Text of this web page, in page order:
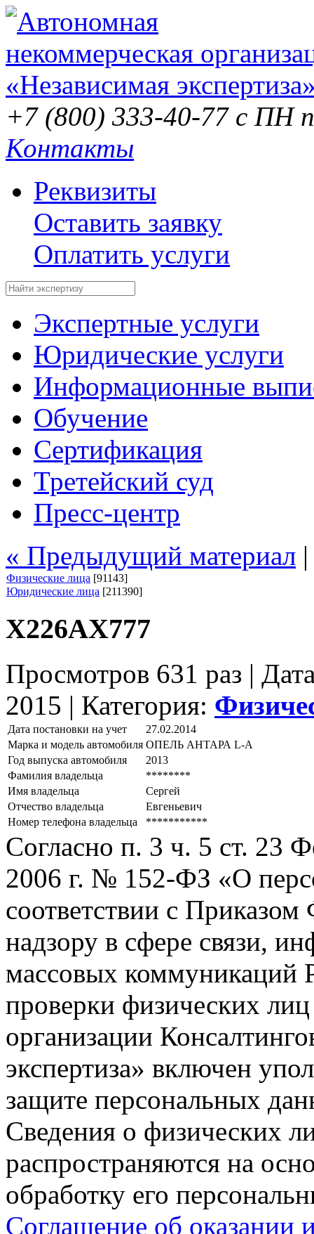
+7 (800) 333-40-77 с ПН
Контакты
Реквизиты
Оставить заявку
Оплатить услуги
Экспертные услуги
Юридические услуги
Информационные
Обучение
Сертификация
Третейский суд
Пресс-центр
« Предыдущий материал
Физические лица [91143]
Юридические лица [211390]
Х226АХ777
Просмотров 631 раз |
2015 | Категория:
Дата постановки на учет
27.02.2014
Марка и модель автомобиля ОПЕЛЬ АНТАРА L-А
Год выпуска автомобиля
2013
Фамилия владельца
********
Имя владельца
Сергей
Отчество владельца
Евгеньевич
Номер телефона владельца
***********
Согласно п. 3 ч. 5 ст. 23
2006 г. № 152-ФЗ «О
соответствии с
надзору в сфере связи,
массовых коммуникаций
проверки физических
организации
экспертиза» включен
защите персональных
Сведения о физических
распространяются на
обработку его
Соглашение об оказании